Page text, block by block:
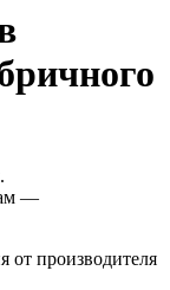
—
от производителя